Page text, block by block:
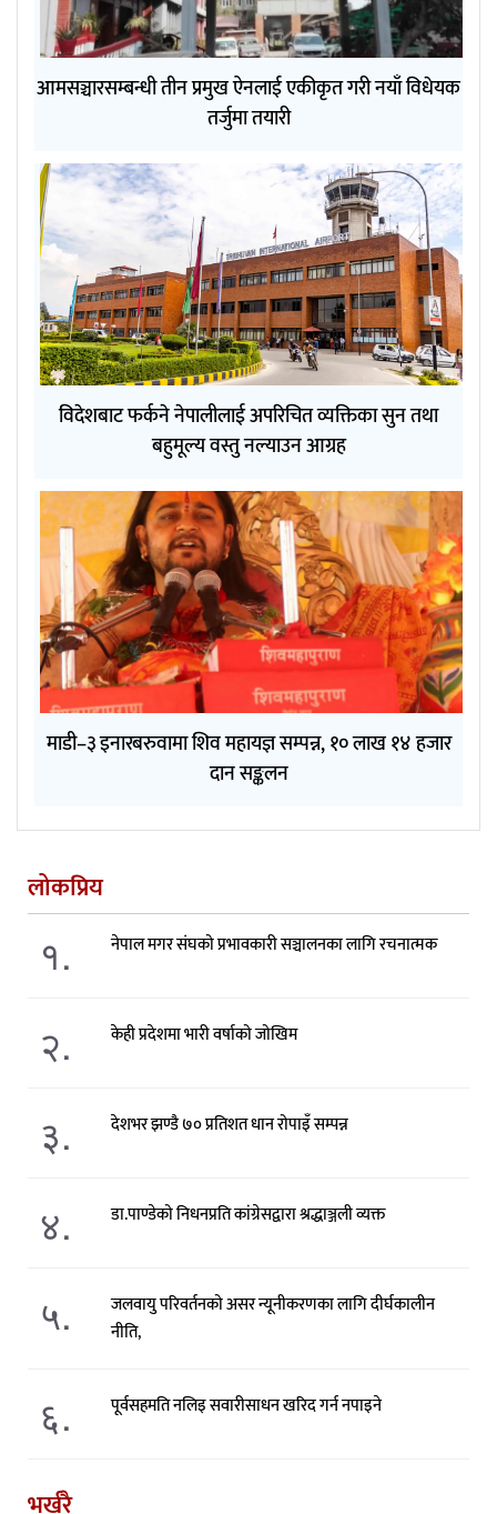
आमसञ्चारसम्बन्धी तीन प्रमुख ऐनलाई एकीकृत गरी नयाँ विधेयक
तर्जुमा तयारी
विदेशबाट फर्कने नेपालीलाई अपरिचित व्यक्तिका सुन तथा
बहुमूल्य वस्तु नल्याउन आग्रह
माडी–३ इनारबरुवामा शिव महायज्ञ सम्पन्न, १० लाख १४ हजार
दान सङ्कलन
लोकप्रिय
१. नेपाल मगर संघको प्रभावकारी सञ्चालनका लागि रचनात्मक
२. केही प्रदेशमा भारी वर्षाको जोखिम
३. देशभर झण्डै ७० प्रतिशत धान रोपाइँ सम्पन्न
४. डा.पाण्डेको निधनप्रति कांग्रेसद्वारा श्रद्धाञ्जली व्यक्त
५.
जलवायु परिवर्तनको असर न्यूनीकरणका लागि दीर्घकालीन
नीति,
६. पूर्वसहमति नलिइ सवारीसाधन खरिद गर्न नपाइने